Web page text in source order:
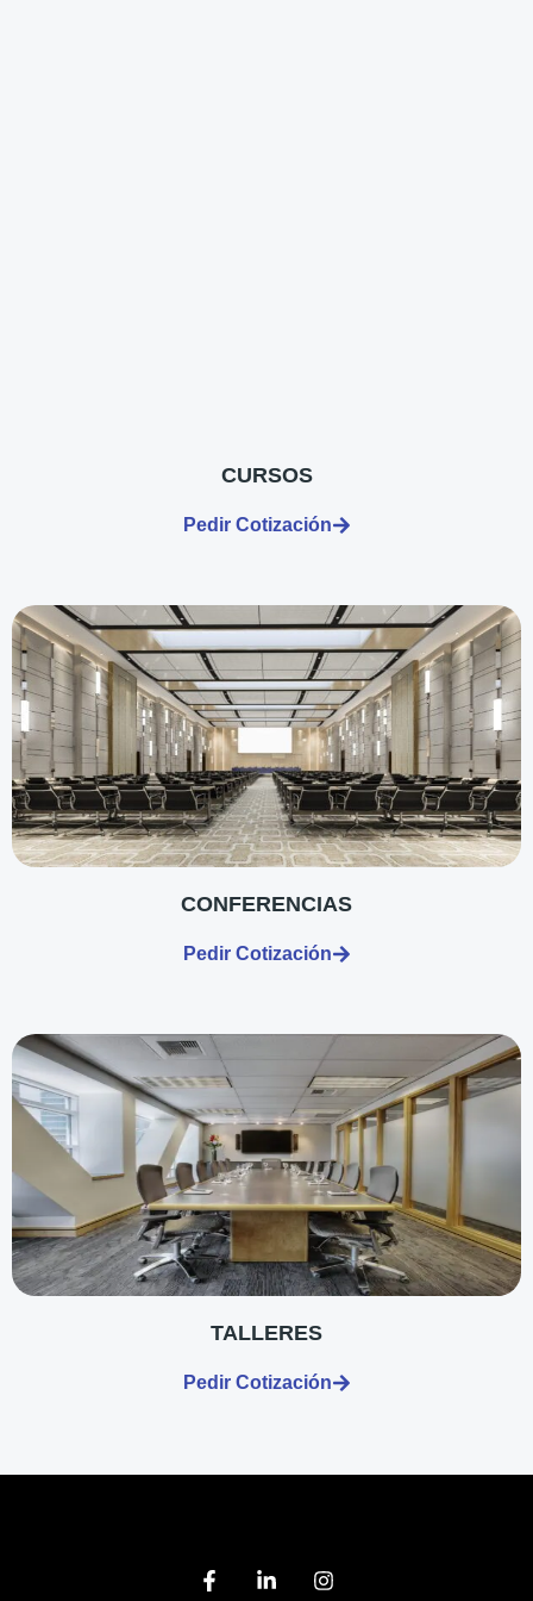
CURSOS
Pedir Cotización
CONFERENCIAS
Pedir Cotización
TALLERES
Pedir Cotización